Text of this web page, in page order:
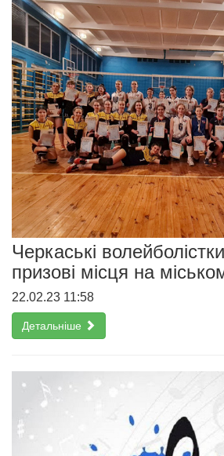
Черкаські
призові місця на
22.02.23 11:58
Детальніше